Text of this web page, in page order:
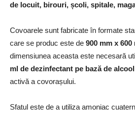
de locuit, birouri, școli, spitale,
Covoarele sunt fabricate în formate
care se produc este de 900 mm x 600
dimensiunea aceasta este necesară
ml de dezinfectant pe bază de
activă a covorașului.
Sfatul este de a utiliza amoniac